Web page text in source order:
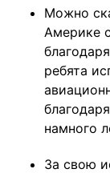
Можно
Америке
ребята
намного
За свою